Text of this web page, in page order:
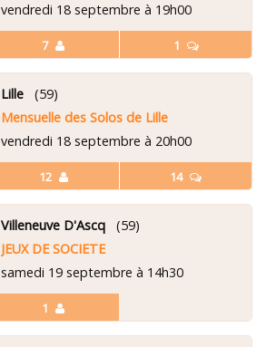
7 1
vendredi 18 septembre à 19h00
12 14
Lille(59)
Mensuelle des Solos de Lille
vendredi 18 septembre à 20h00
1
Villeneuve D'Ascq(59)
JEUX DE SOCIETE
samedi 19 septembre à 14h30